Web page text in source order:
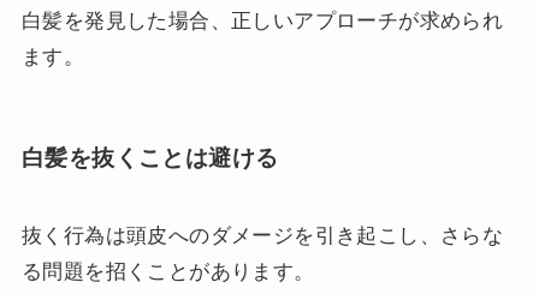
白髪を発見した場合、正しいアプローチが求められ
ます。
白髪を抜くことは避ける
抜く行為は頭皮へのダメージを引き起こし、さらな
る問題を招くことがあります。